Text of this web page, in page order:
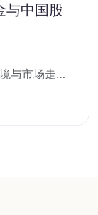
与中国股
与市场走…